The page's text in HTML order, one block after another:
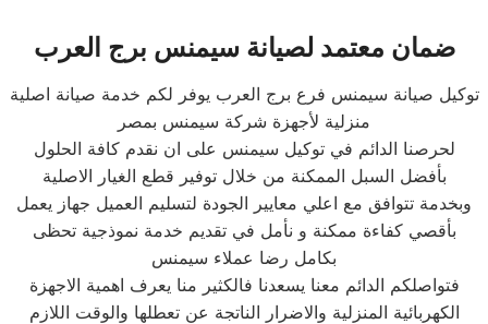
ضمان معتمد لصيانةسيمنس برج العرب
توكيل صيانة سيمنس فرع برج العرب يوفر لكم خدمة صيانة اصلية
منزلية لأجهزة شركة سيمنس بمصر
لحرصنا الدائم في توكيل سيمنس على ان نقدم كافة الحلول
بأفضل السبل الممكنة من خلال توفير قطع الغيار الاصلية
وبخدمة تتوافق مع اعلي معايير الجودة لتسليم العميل جهاز يعمل
بأقصي كفاءة ممكنة و نأمل في تقديم خدمة نموذجية تحظى
بكامل رضا عملاء سيمنس
فتواصلكم الدائم معنا يسعدنا فالكثير منا يعرف اهمية الاجهزة
الكهربائية المنزلية والاضرار الناتجة عن تعطلها والوقت اللازم